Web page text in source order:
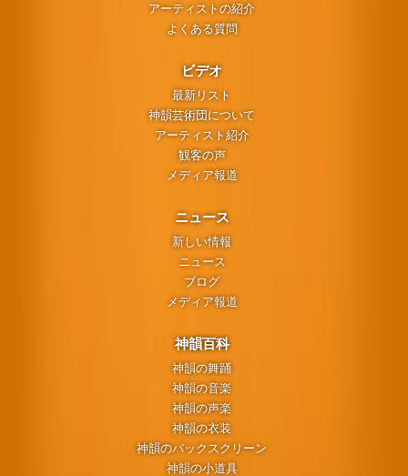
アーティストの紹介
よくある質問
ビデオ
最新リスト
神韻芸術団について
アーティスト紹介
観客の声
メディア報道
ニュース
新しい情報
ニュース
ブログ
メディア報道
神韻百科
神韻の舞踊
神韻の音楽
神韻の声楽
神韻の衣装
神韻のバックスクリーン
神韻の小道具